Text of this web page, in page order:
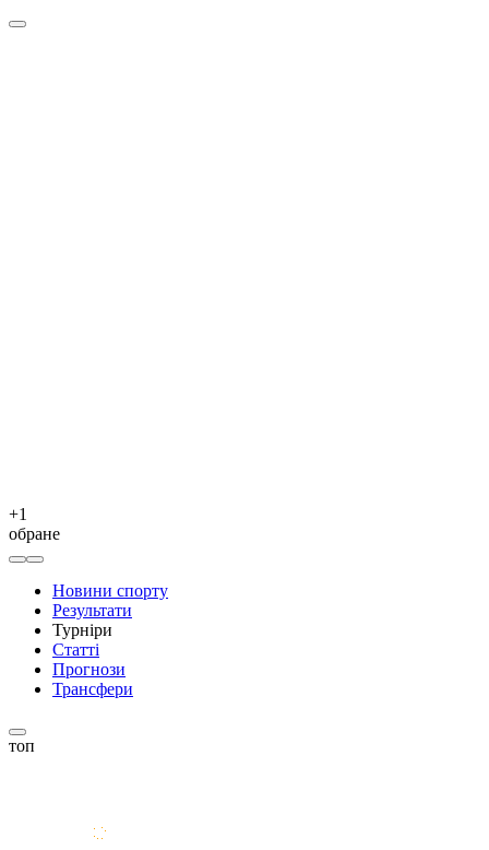
+1
обране
Новини спорту
Результати
Турніри
Статті
Прогнози
Трансфери
топ